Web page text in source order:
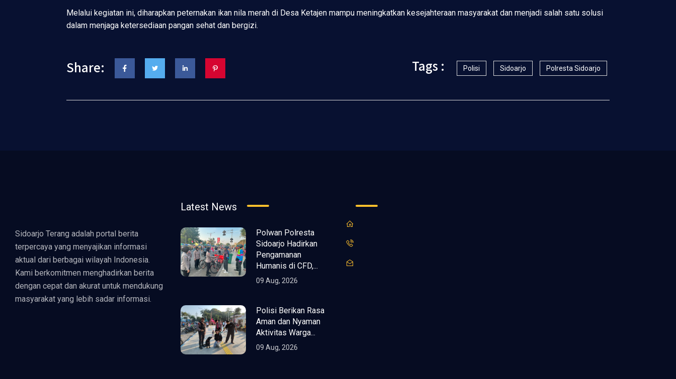
Melalui kegiatan ini, diharapkan peternakan ikan nila merah di Desa Ketajen mampu meningkatkan kesejahteraan masyarakat dan menjadi salah satu solusi
dalam menjaga ketersediaan pangan sehat dan bergizi.
Share: Tags : Polisi Sidoarjo Polresta Sidoarjo
Sidoarjo Terang adalah portal berita
terpercaya yang menyajikan informasi
aktual dari berbagai wilayah Indonesia.
Kami berkomitmen menghadirkan berita
dengan cepat dan akurat untuk mendukung
masyarakat yang lebih sadar informasi.
Latest News
Polwan Polresta
Sidoarjo Hadirkan
Pengamanan
Humanis di CFD,...
09 Aug, 2026
Polisi Berikan Rasa
Aman dan Nyaman
Aktivitas Warga...
09 Aug, 2026